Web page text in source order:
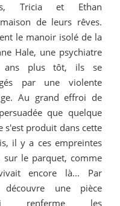
Tricia et Ethan
de leurs rêves.
le manoir isolé de la
Hale, une psychiatre
ans plus tôt, ils se
par une violente
Au grand effroi de
que quelque
s'est produit dans cette
il y a ces empreintes
sur le parquet, comme
encore là... Par
découvre une pièce
renferme les